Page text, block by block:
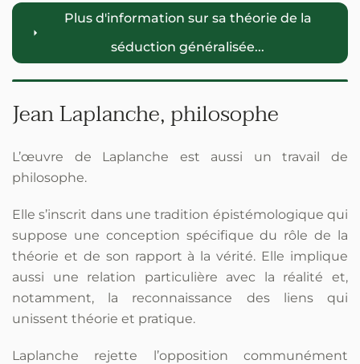
Plus d'information sur sa théorie de la
séduction généralisée...
Jean Laplanche, philosophe
L’œuvre de Laplanche est aussi un travail de
philosophe.
Elle s’inscrit dans une tradition épistémologique qui
suppose une conception spécifique du rôle de la
théorie et de son rapport à la vérité. Elle implique
aussi une relation particulière avec la réalité et,
notamment, la reconnaissance des liens qui
unissent théorie et pratique.
Laplanche rejette l’opposition communément